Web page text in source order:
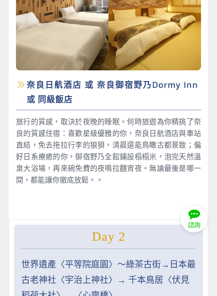
奈良日航酒店 或 奈良御宿野乃Dormy Inn
或 同級飯店
旅行的質感，取決於夜晚的睡眠。何時旅遊為你精挑了奈
良的質感住宿：喜歡星級優雅的你，奈良日航酒店與車站
直結，免去拖拉行李的狼狽，清晨還能鳥瞰古都景致；偏
好日系療癒的你，御宿野乃全館鋪設榻榻米，泡完天然溫
泉大浴場，再來碗免費的夜鳴拉麵宵夜。無論最後是哪一
間，都能讓你徹底放鬆。。
Day 2
世界遺產〈平等院庭園〉～綠茶古街→日本最
古老神社〈宇治上神社〉→ 千本鳥居〈伏見
諮詢